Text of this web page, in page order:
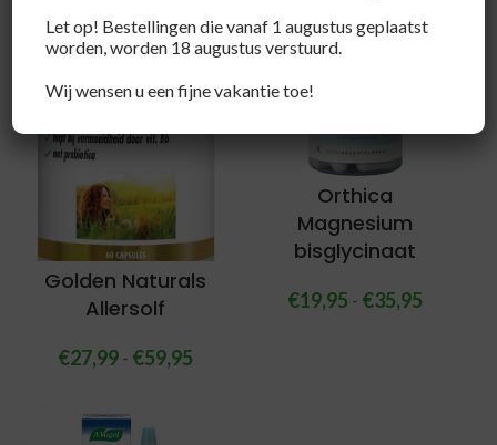
Golden Naturals
Allersolf
€27,99- €59,95
Orthica
Magnesium
bisglycinaat
€19,95 - €35,95
Let op! Bestellingen die vanaf 1 augustus geplaatst
worden, worden 18 augustus verstuurd.
Wij wensen u een fijne vakantie toe!